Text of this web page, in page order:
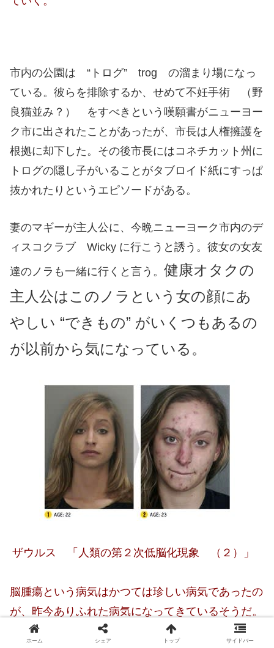
市内の公園は “トログ” trog の溜まり場になっ
ている。彼らを排除するか、せめて不妊手術 （野
良猫並み？） をすべきという嘆願書がニューヨー
ク市に出されたことがあったが、市長は人権擁護を
根拠に却下した。その後市長にはコネチカット州に
トログの隠し子がいることがタブロイド紙にすっぱ
抜かれたりというエピソードがある。
妻のマギーが主人公に、今晩ニューヨーク市内のデ
ィスコクラブ Wicky に行こうと誘う。彼女の女友
達のノラも一緒に行くと言う。 健康オタクの
主人公はこのノラという女の顔にあ
やしい “できもの” がいくつもあるの
が以前から気になっている。
ザウルス 「人類の第２次低脳化現象 （２）」
脳腫瘍という病気はかつては珍しい病気であったの
が、昨今ありふれた病気になってきているそうだ。
ケータイやスマホの爆発的普及と何らかの関係があ
ホーム シェア トップ サイドバー